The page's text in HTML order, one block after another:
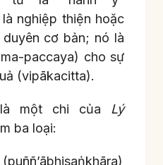
nghiệp thiện hoặc
cơ bản; nó là
paccaya) cho sự
(vipākacitta).
là một chi của Lý
ba loại: